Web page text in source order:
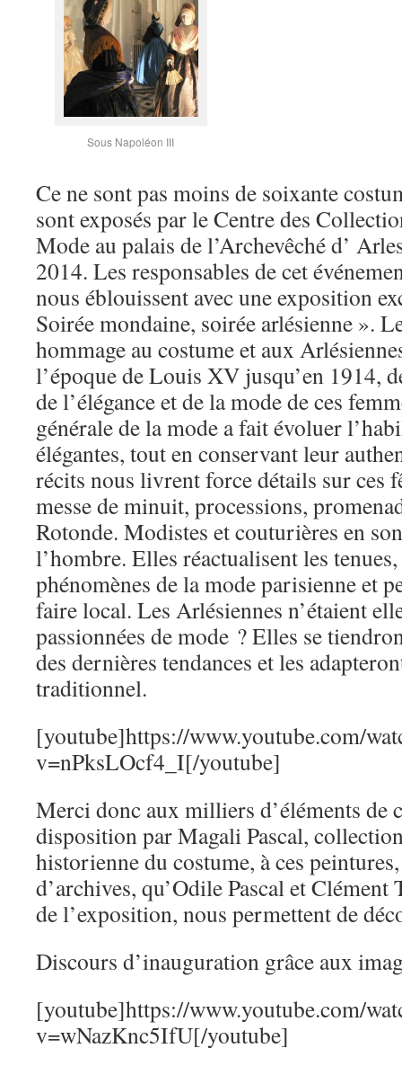
Sous Napoléon III
Ce ne sont pas moins de soixante
sont exposés par le Centre des
Mode au palais de l’Archevêché d’
2014. Les responsables de cet
nous éblouissent avec une exposition
Soirée mondaine, soirée arlésienne ».
hommage au costume et aux
l’époque de Louis XV jusqu’en 1914,
de l’élégance et de la mode de ces
générale de la mode a fait évoluer
élégantes, tout en conservant leur
récits nous livrent force détails sur ces
messe de minuit, processions,
Rotonde. Modistes et couturières en
l’hombre. Elles réactualisent les
phénomènes de la mode parisienne et
faire local. Les Arlésiennes n’étaient
passionnées de mode ? Elles se
des dernières tendances et les
traditionnel.
[youtube]https://www.youtube.com/
v=nPksLOcf4_I[/youtube]
Merci donc aux milliers d’éléments de
disposition par Magali Pascal,
historienne du costume, à ces
d’archives, qu’Odile Pascal et
de l’exposition, nous permettent de
Discours d’inauguration grâce aux
[youtube]https://www.youtube.com/
v=wNazKnc5IfU[/youtube]